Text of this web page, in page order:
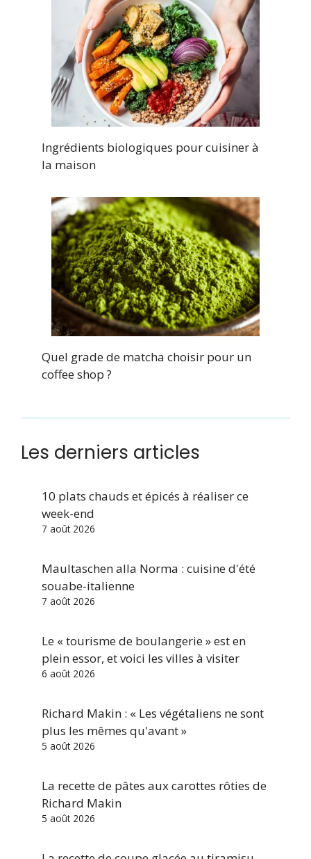
Ingrédients biologiques pour cuisiner à
la maison
Quel grade de matcha choisir pour un
coffee shop ?
Les derniers articles
10 plats chauds et épicés à réaliser ce
week-end
7 août 2026
Maultaschen alla Norma : cuisine d'été
souabe-italienne
7 août 2026
Le « tourisme de boulangerie » est en
plein essor, et voici les villes à visiter
6 août 2026
Richard Makin : « Les végétaliens ne sont
plus les mêmes qu'avant »
5 août 2026
La recette de pâtes aux carottes rôties de
Richard Makin
5 août 2026